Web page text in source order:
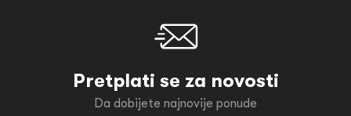
Pretplati se za novosti
Da dobijete najnovije ponude